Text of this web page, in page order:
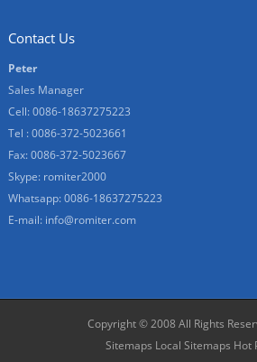
Contact Us
Peter
Sales Manager
Cell: 0086-18637275223
Tel : 0086-372-5023661
Fax: 0086-372-5023667
Skype: romiter2000
Whatsapp:0086-18637275223
E-mail: info@romiter.com
Copyright © 2008 All Rights
Sitemaps Local Sitemaps Hot